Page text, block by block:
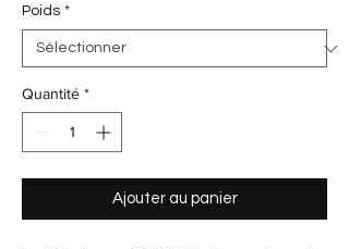
Poids *
Quantité *
Ajouter au panier